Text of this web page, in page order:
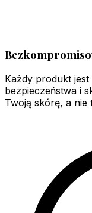
Każdy produkt
bezpieczeństwa i
Twoją skórę, a nie